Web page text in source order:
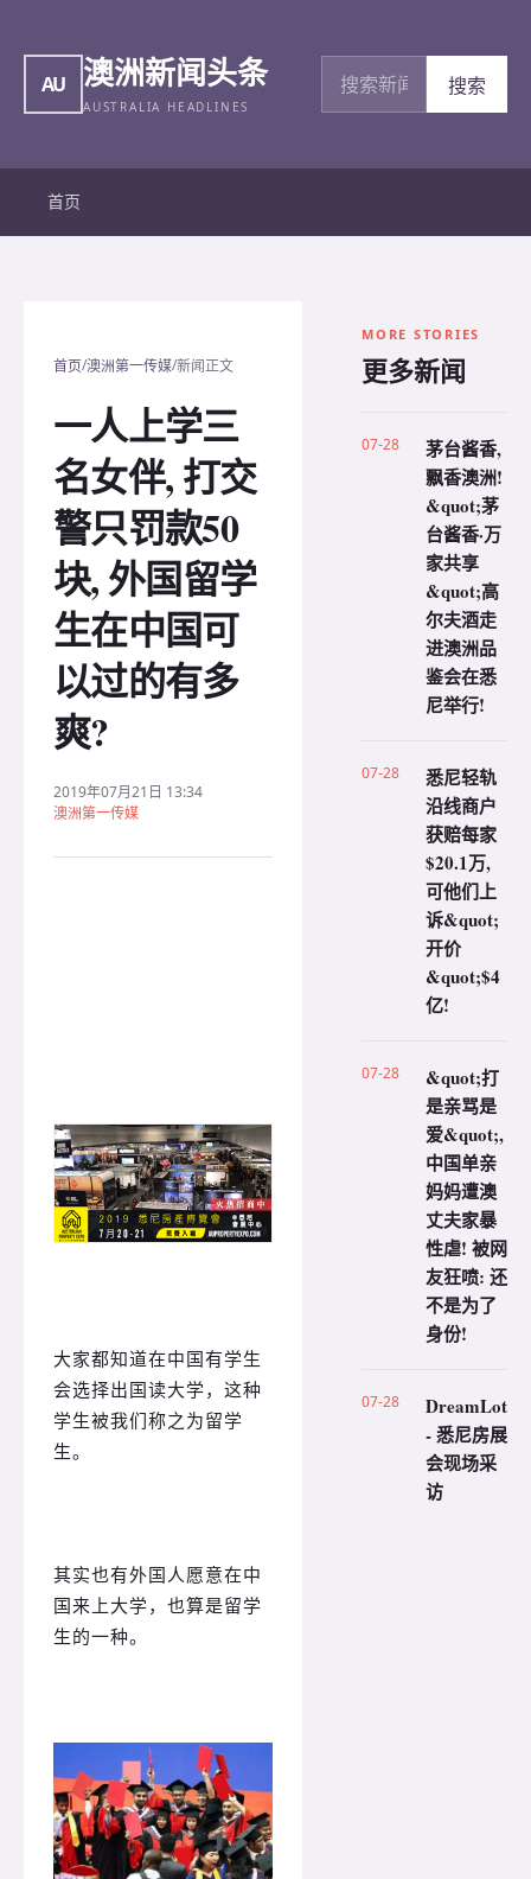
AU 澳洲新闻头条
AUSTRALIA HEADLINES
搜索新闻
搜索
首页
首页/澳洲第一传媒/新闻正文
一人上学三
名女伴, 打交
警只罚款50
块, 外国留学
生在中国可
以过的有多
爽?
2019年07月21日 13:34
澳洲第一传媒
大家都知道在中国有学生
会选择出国读大学，这种
学生被我们称之为留学
生。
其实也有外国人愿意在中
国来上大学，也算是留学
生的一种。
MORE STORIES
更多新闻
07-28
茅台酱香,
飘香澳洲!
&quot;茅
台酱香·万
家共享
&quot;高
尔夫酒走
进澳洲品
鉴会在悉
尼举行!
07-28
悉尼轻轨
沿线商户
获赔每家
$20.1万,
可他们上
诉&quot;
开价
&quot;$4
亿!
07-28
&quot;打
是亲骂是
爱&quot;,
中国单亲
妈妈遭澳
丈夫家暴
性虐! 被网
友狂喷: 还
不是为了
身份!
07-28
DreamLot
- 悉尼房展
会现场采
访